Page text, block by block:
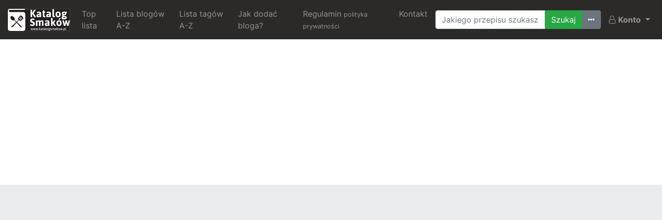
Top
lista
Lista blogów
A-Z
Lista tagów
A-Z
Jak dodać
bloga?
Regulamin polityka
prywatności
Kontakt
Ostatnio szukane
Konto